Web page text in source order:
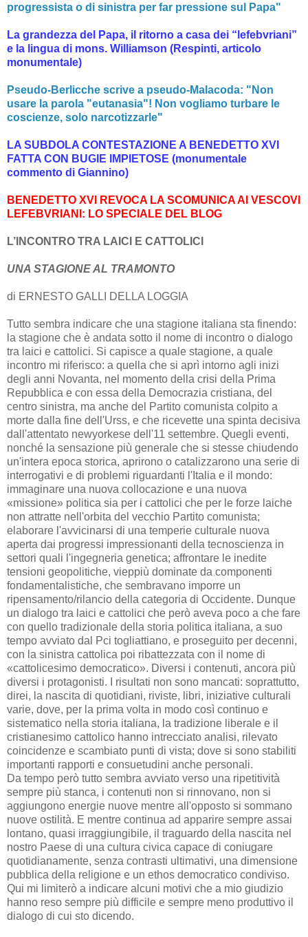
progressista o di sinistra per far pressione sul Papa"
La grandezza del Papa, il ritorno a casa dei “lefebvriani”
e la lingua di mons. Williamson (Respinti, articolo
monumentale)
Pseudo-Berlicche scrive a pseudo-Malacoda: "Non
usare la parola "eutanasia"! Non vogliamo turbare le
coscienze, solo narcotizzarle"
LA SUBDOLA CONTESTAZIONE A BENEDETTO XVI
FATTA CON BUGIE IMPIETOSE (monumentale
commento di Giannino)
BENEDETTO XVI REVOCA LA SCOMUNICA AI VESCOVI
LEFEBVRIANI: LO SPECIALE DEL BLOG
L’INCONTRO TRA LAICI E CATTOLICI
UNA STAGIONE AL TRAMONTO
di ERNESTO GALLI DELLA LOGGIA
Tutto sembra indicare che una stagione italiana sta finendo:
la stagione che è andata sotto il nome di incontro o dialogo
tra laici e cattolici. Si capisce a quale stagione, a quale
incontro mi riferisco: a quella che si aprì intorno agli inizi
degli anni Novanta, nel momento della crisi della Prima
Repubblica e con essa della Democrazia cristiana, del
centro sinistra, ma anche del Partito comunista colpito a
morte dalla fine dell'Urss, e che ricevette una spinta decisiva
dall'attentato newyorkese dell'11 settembre. Quegli eventi,
nonché la sensazione più generale che si stesse chiudendo
un'intera epoca storica, aprirono o catalizzarono una serie di
interrogativi e di problemi riguardanti l'Italia e il mondo:
immaginare una nuova collocazione e una nuova
«missione» politica sia per i cattolici che per le forze laiche
non attratte nell'orbita del vecchio Partito comunista;
elaborare l'avvicinarsi di una temperie culturale nuova
aperta dai progressi impressionanti della tecnoscienza in
settori quali l'ingegneria genetica; affrontare le inedite
tensioni geopolitiche, vieppiù dominate da componenti
fondamentalistiche, che sembravano imporre un
ripensamento/rilancio della categoria di Occidente. Dunque
un dialogo tra laici e cattolici che però aveva poco a che fare
con quello tradizionale della storia politica italiana, a suo
tempo avviato dal Pci togliattiano, e proseguito per decenni,
con la sinistra cattolica poi ribattezzata con il nome di
«cattolicesimo democratico». Diversi i contenuti, ancora più
diversi i protagonisti. I risultati non sono mancati: soprattutto,
direi, la nascita di quotidiani, riviste, libri, iniziative culturali
varie, dove, per la prima volta in modo così continuo e
sistematico nella storia italiana, la tradizione liberale e il
cristianesimo cattolico hanno intrecciato analisi, rilevato
coincidenze e scambiato punti di vista; dove si sono stabiliti
importanti rapporti e consuetudini anche personali.
Da tempo però tutto sembra avviato verso una ripetitività
sempre più stanca, i contenuti non si rinnovano, non si
aggiungono energie nuove mentre all'opposto si sommano
nuove ostilità. E mentre continua ad apparire sempre assai
lontano, quasi irraggiungibile, il traguardo della nascita nel
nostro Paese di una cultura civica capace di coniugare
quotidianamente, senza contrasti ultimativi, una dimensione
pubblica della religione e un ethos democratico condiviso.
Qui mi limiterò a indicare alcuni motivi che a mio giudizio
hanno reso sempre più difficile e sempre meno produttivo il
dialogo di cui sto dicendo.